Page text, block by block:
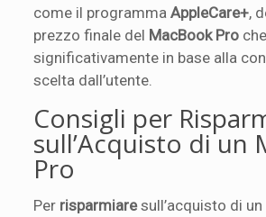
come il programmaAppleCare+,
prezzo finale del MacBook Pro
significativamente in base alla
scelta dall’utente.
Consigli per
sull’Acquisto di un
Pro
Per risparmiaresull’acquisto di un